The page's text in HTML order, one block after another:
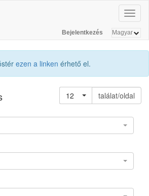
Bejelentkezés
ezen a linken érhető el.
12
találat/oldal